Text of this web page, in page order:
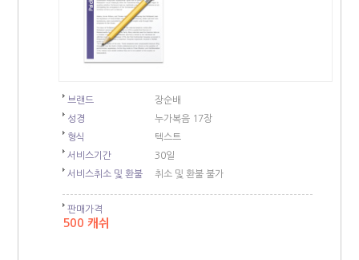
브랜드
장순배
성경
누가복음 17장
형식
텍스트
서비스기간
30일
서비스취소 및 환불
취소 및 환불 불가
판매가격
500 캐쉬